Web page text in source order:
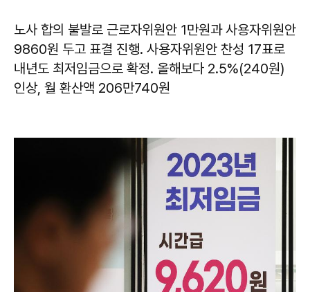
노사 합의 불발로 근로자위원안 1만원과 사용자위원안
9860원 두고 표결 진행. 사용자위원안 찬성 17표로
내년도 최저임금으로 확정. 올해보다 2.5%(240원)
인상, 월 환산액 206만740원